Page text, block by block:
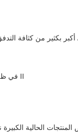
II في ظل ظروف درجات الحرارة المرتفعة، لن تنخفض كثافة التدفق الكاملة لسبائك Al-Si-Fe، لكن كثافة التدفق الكاملة لفريت MnZn ستنخفض بشكل ملحوظ.